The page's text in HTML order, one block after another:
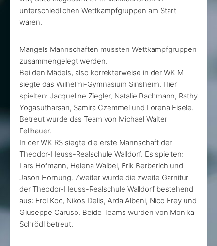
unterschiedlichen Wettkampfgruppen am Start
waren.
Mangels Mannschaften mussten Wettkampfgruppen
zusammengelegt werden.
Bei den Mädels, also korrekterweise in der WK M
siegte das Wilhelmi-Gymnasium Sinsheim. Hier
spielten: Jacqueline Ziegler, Natalie Bachmann, Rathy
Yogasutharsan, Samira Czemmel und Lorena Eisele.
Betreut wurde das Team von Michael Walter
Fellhauer.
In der WK RS siegte die erste Mannschaft der
Theodor-Heuss-Realschule Walldorf. Es spielten:
Lars Hofmann, Helena Waibel, Erik Berberich und
Jason Hornung. Zweiter wurde die zweite Garnitur
der Theodor-Heuss-Realschule Walldorf bestehend
aus: Erol Koc, Nikos Delis, Arda Albeni, Nico Frey und
Giuseppe Caruso. Beide Teams wurden von Monika
Schrödl betreut.